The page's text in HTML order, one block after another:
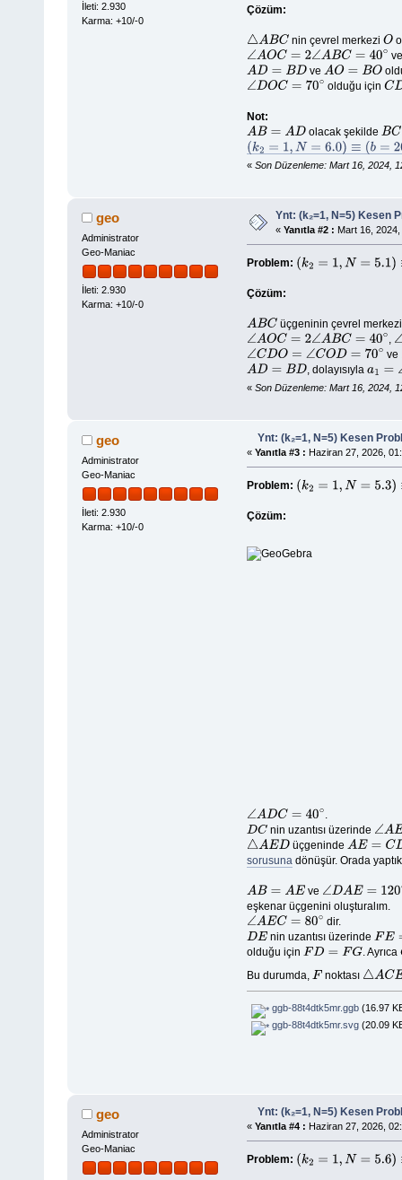
İleti: 2.930
Karma: +10/-0
Çözüm:
△ABC nin çevrel merkezi O
∠AOC=2∠ ABC=40∘
AD= BD ve AO= BO
∠DOC=70∘ olduğu için CD
Not:
AB=AD olacak şekilde BC
(k2= 1,N=6.0 ≡(b=20∘,c=40 ∘,d=
« Son Düzenleme: Mart 16, 2024,
geo
Administrator
Geo-Maniac
İleti: 2.930
Karma: +10/-0
Ynt: (k₂=1, N=5) Kesen
« Yanıtla #2 : Mart 16,
Problem: (k2= 1,N=5.1 ≡(k 2=1, b
Çözüm:
ABC
üçgeninin çevrel
∠AOC=2∠ ABC=40∘ ,
∠CDO=∠C OD=70∘ ve
AD= BD , dolayısıyla a1 =∠ B
« Son Düzenleme: Mart 16, 2024,
geo
Administrator
Geo-Maniac
İleti: 2.930
Karma: +10/-0
Ynt: (k₂=1, N=5) Kesen
« Yanıtla #3 : Haziran 27, 2026,
Problem: (k2= 1,N=5.3 ≡(k 2=1, b
Çözüm:
∠ADC=40∘
.
DC nin uzantısı üzerinde ∠AE
△AED üçgeninde AE= CD
sorusunadönüşür. Orada
AB= AE ve ∠DAE=120 ∘
eşkenar üçgenini oluşturalım.
∠AEC=80∘
dir.
DE nin uzantısı üzerindeFE=E
olduğu için FD=FG . Ayrıca
Bu durumda, F noktası △ACE
ggb-88t4dtk5mr.ggb(16.97
ggb-88t4dtk5mr.svg(20.09
geo
Administrator
Geo-Maniac
Ynt: (k₂=1, N=5) Kesen
« Yanıtla #4 : Haziran 27, 2026,
Problem: (k2= 1,N=5.6 ≡(k 2=1, c